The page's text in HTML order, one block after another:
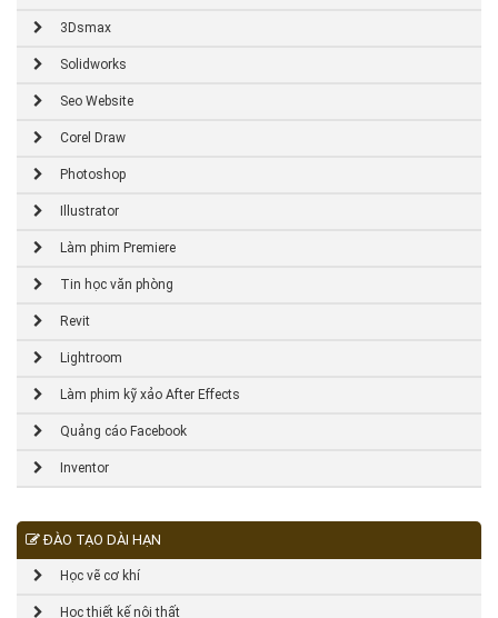
3Dsmax
Solidworks
Seo Website
Corel Draw
Photoshop
Illustrator
Làm phim Premiere
Tin học văn phòng
Revit
Lightroom
Làm phim kỹ xảo After Effects
Quảng cáo Facebook
Inventor
ĐÀO TẠO DÀI HẠN
Học vẽ cơ khí
Học thiết kế nội thất